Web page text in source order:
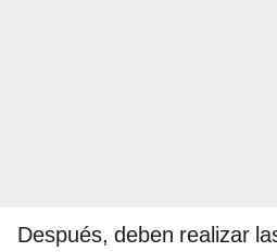
Después, deben realizar